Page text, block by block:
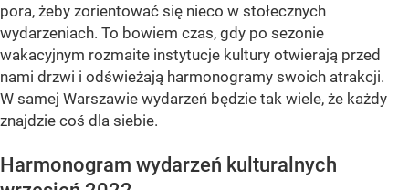
pora, żeby zorientować się nieco w stołecznych
wydarzeniach. To bowiem czas, gdy po sezonie
wakacyjnym rozmaite instytucje kultury otwierają przed
nami drzwi i odświeżają harmonogramy swoich atrakcji.
W samej Warszawie wydarzeń będzie tak wiele, że każdy
znajdzie coś dla siebie.
Harmonogram wydarzeń kulturalnych